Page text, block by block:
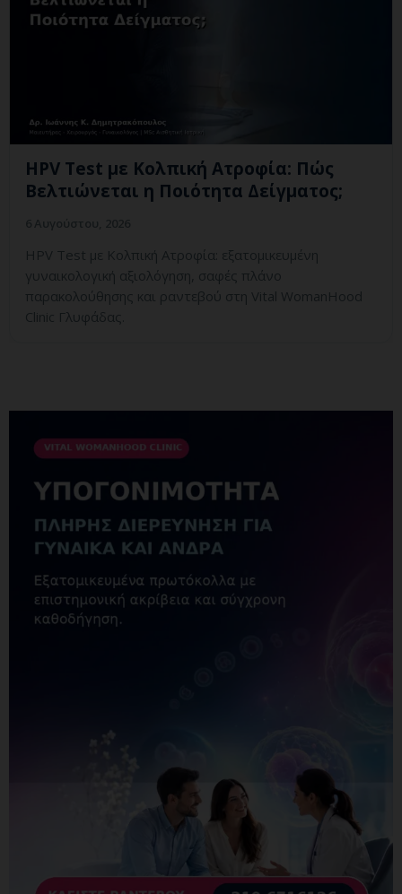
HPV Test με Κολπική Ατροφία: Πώς
Βελτιώνεται η Ποιότητα Δείγματος;
HPV Test με Κολπική Ατροφία: εξατομικευμένη
γυναικολογική αξιολόγηση, σαφές πλάνο
παρακολούθησης και ραντεβού στη Vital WomanHood
Clinic Γλυφάδας.